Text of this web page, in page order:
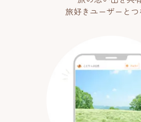
旅好きユーザーとつ